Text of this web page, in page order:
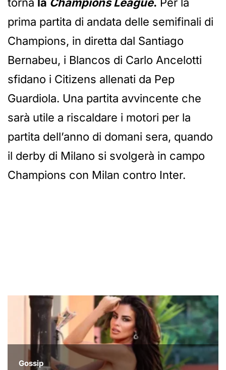
torna la Champions League. Per la
prima partita di andata delle semifinali di
Champions, in diretta dal Santiago
Bernabeu, i Blancos di Carlo Ancelotti
sfidano i Citizens allenati da Pep
Guardiola. Una partita avvincente che
sarà utile a riscaldare i motori per la
partita dell’anno di domani sera, quando
il derby di Milano si svolgerà in campo
Champions con Milan contro Inter.